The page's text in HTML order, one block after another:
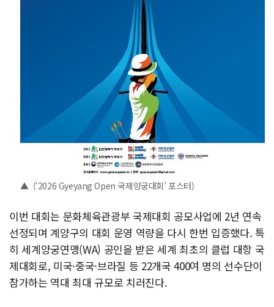
▲ (‘2026 Gyeyang Open 국제양궁대회’ 포스터)
이번 대회는 문화체육관광부 국제대회 공모사업에 2년 연속
선정되며 계양구의 대회 운영 역량을 다시 한번 입증했다. 특
히 세계양궁연맹(WA) 공인을 받은 세계 최초의 클럽 대항 국
제대회로, 미국·중국·브라질 등 22개국 400여 명의 선수단이
참가하는 역대 최대 규모로 치러진다.